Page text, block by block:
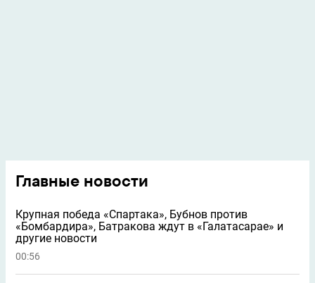
Главные новости
Крупная победа «Спартака», Бубнов против
«Бомбардира», Батракова ждут в «Галатасарае» и
другие новости
00:56